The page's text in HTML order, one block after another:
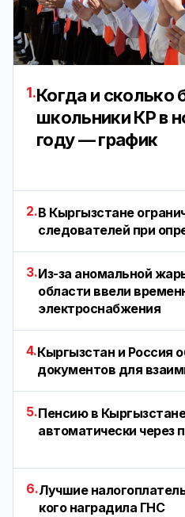
1.Когда и сколько
школьники КР в
году — график
2.В Кыргызстане
следователей при
3.Из-за аномальной
области ввели
электроснабжения
4.Кыргызстан и Россия
документов для
5.Пенсию в
автоматически через
6.Лучшие
кого наградила ГНС